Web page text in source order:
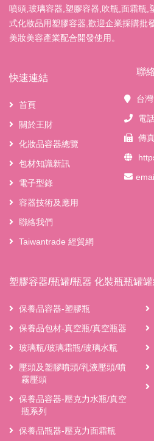
噴頭,玻璃容器,塑膠容器,吹瓶,面霜瓶,
式化妝品用塑膠容器,歡迎企業採購批
美妝美容產業配合開發使用。
快速連結
首頁
關於王財
化妝品容器總覽
包材知識新訊
電子型錄
容器技術及應用
聯絡我們
Taiwantrade 經貿網
塑膠容器/瓶罐/瓶器 化裝瓶瓶罐
保養品容器-塑膠瓶
保養品包材-真空瓶/真空瓶器
玻璃瓶/玻璃霜瓶/玻璃水瓶
壓頭及塑膠噴頭/乳液壓頭/噴
霧壓頭
保養品容器-壓克力水瓶/真空
瓶系列
保養品瓶器-壓克力面霜瓶
聯
台
電
傳